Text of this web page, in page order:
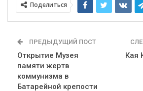
Поделиться
ПРЕДЫДУЩИЙ ПОСТ
Открытие Музея
памяти жертв
коммунизма в
Батарейной крепости
Кая